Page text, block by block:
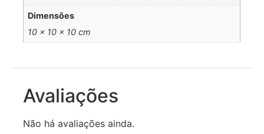
Dimensões
10 × 10 × 10 cm
Avaliações
Não há avaliações ainda.